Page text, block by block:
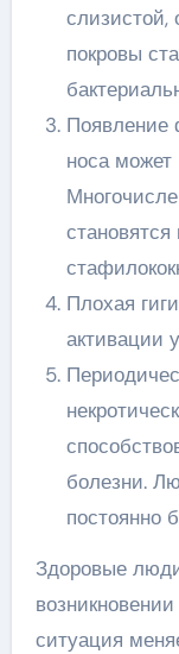
слизистой,
покровы
Появление
носа
Плохая
активации
болезни.
постоянно
Здоровые
ситуация